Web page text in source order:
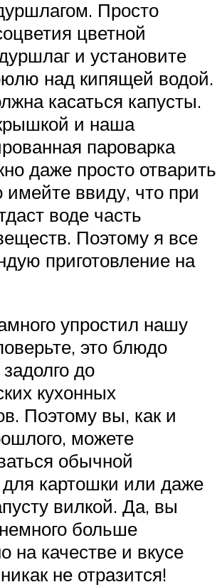
Просто
цветной
и установите
над кипящей водой.
касаться капусты.
и наша
пароварка
даже просто отварить
имейте ввиду, что при
воде часть
Поэтому я все
приготовление на
упростил нашу
это блюдо
до
кухонных
Поэтому вы, как и
можете
обычной
картошки или даже
вилкой. Да, вы
больше
на качестве и вкусе
не отразится!